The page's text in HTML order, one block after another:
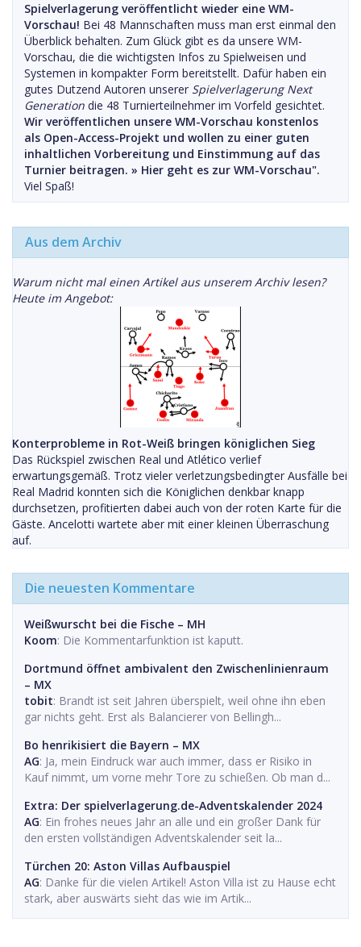
Spielverlagerung veröffentlicht wieder eine WM-
Vorschau! Bei 48 Mannschaften muss man erst einmal den
Überblick behalten. Zum Glück gibt es da unsere WM-
Vorschau, die die wichtigsten Infos zu Spielweisen und
Systemen in kompakter Form bereitstellt. Dafür haben ein
gutes Dutzend Autoren unserer Spielverlagerung Next
Generation die 48 Turnierteilnehmer im Vorfeld gesichtet.
Wir veröffentlichen unsere WM-Vorschau konstenlos
als Open-Access-Projekt und wollen zu einer guten
inhaltlichen Vorbereitung und Einstimmung auf das
Turnier beitragen. » Hier geht es zur WM-Vorschau".
Viel Spaß!
Aus dem Archiv
Warum nicht mal einen Artikel aus unserem Archiv lesen?
Heute im Angebot:
Konterprobleme in Rot-Weiß bringen königlichen Sieg
Das Rückspiel zwischen Real und Atlético verlief
erwartungsgemäß. Trotz vieler verletzungsbedingter Ausfälle bei
Real Madrid konnten sich die Königlichen denkbar knapp
durchsetzen, profitierten dabei auch von der roten Karte für die
Gäste. Ancelotti wartete aber mit einer kleinen Überraschung
auf.
Die neuesten Kommentare
Weißwurscht bei die Fische – MH
Koom: Die Kommentarfunktion ist kaputt.
Dortmund öffnet ambivalent den Zwischenlinienraum
– MX
tobit: Brandt ist seit Jahren überspielt, weil ohne ihn eben
gar nichts geht. Erst als Balancierer von Bellingh...
Bo henrikisiert die Bayern – MX
AG: Ja, mein Eindruck war auch immer, dass er Risiko in
Kauf nimmt, um vorne mehr Tore zu schießen. Ob man d...
Extra: Der spielverlagerung.de-Adventskalender 2024
AG: Ein frohes neues Jahr an alle und ein großer Dank für
den ersten vollständigen Adventskalender seit la...
Türchen 20: Aston Villas Aufbauspiel
AG: Danke für die vielen Artikel! Aston Villa ist zu Hause echt
stark, aber auswärts sieht das wie im Artik...